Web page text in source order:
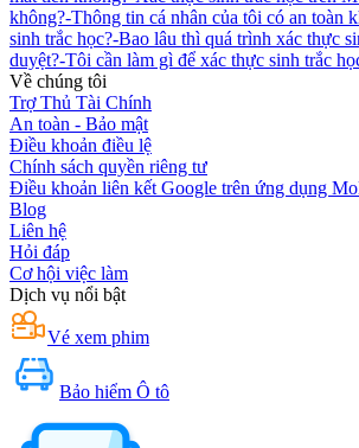
không?-Thông tin cá nhân của tôi có an toàn
sinh trắc học?-Bao lâu thì quá trình xác thực
duyệt?-Tôi cần làm gì để xác thực sinh trắc
Về chúng tôi
Trợ Thủ Tài Chính
An toàn - Bảo mật
Điều khoản điều lệ
Chính sách quyền riêng tư
Điều khoản liên kết Google trên ứng dụng
Blog
Liên hệ
Hỏi đáp
Cơ hội việc làm
Dịch vụ nổi bật
Vé xem phim
Bảo hiểm Ô tô